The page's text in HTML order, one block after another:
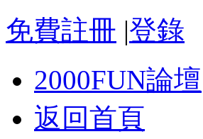
免費註冊 |登錄
2000FUN論壇
返回首頁